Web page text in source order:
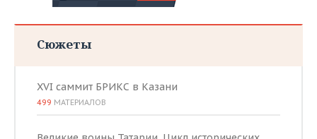
Сюжеты
XVI саммит БРИКС в Казани
499 МАТЕРИАЛОВ